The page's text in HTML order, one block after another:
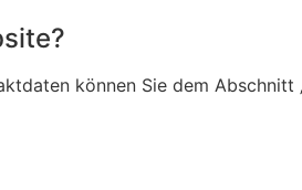
können Sie dem